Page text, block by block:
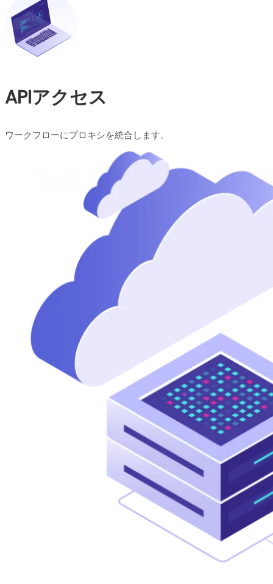
APIアクセス
ワークフローにプロキシを統合します。